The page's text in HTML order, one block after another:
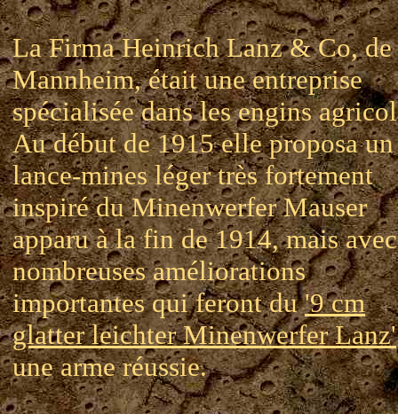
La Firma Heinrich Lanz & Co, de
Mannheim, était une entreprise
spécialisée dans les engins
Au début de 1915 elle proposa un
lance-mines léger très fortement
inspiré du Minenwerfer Mauser
apparu à la fin de 1914, mais
nombreuses améliorations
importantes qui feront du'9 cm
glatter leichter Minenwerfer Lanz'
une arme réussie.